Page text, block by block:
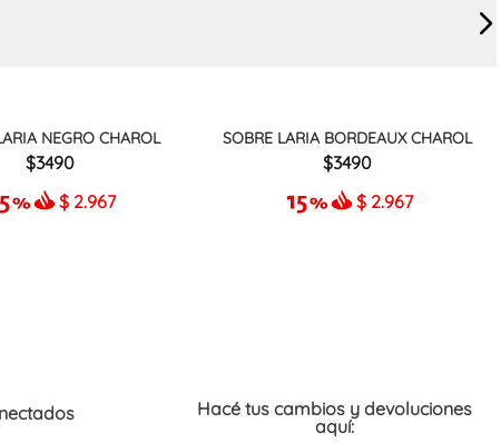
NEGRO CHAROL
3490
$ 2.967
SOBRE LARIA BORDEAUX CHAROL
3490
$ 2.967
Hacé tus cambios y devoluciones
aquí: